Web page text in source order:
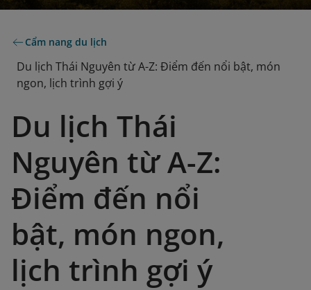
Cẩm nang du lịch
Du lịch Thái Nguyên từ A-Z: Điểm đến nổi bật, món
ngon, lịch trình gợi ý
Du lịch Thái
Nguyên từ A-Z:
Điểm đến nổi
bật, món ngon,
lịch trình gợi ý